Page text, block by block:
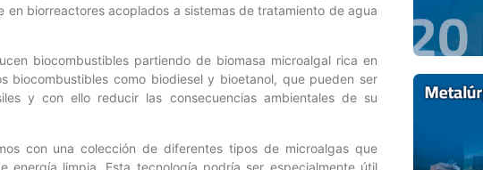
biorreactores acoplados a sistemas de tratamiento de agua
biocombustibles partiendo de biomasa microalgal rica en
biocombustibles como biodiesel y bioetanol, que pueden ser
y con ello reducir las consecuencias ambientales de su
con una colección de diferentes tipos de microalgas que
limpia. Esta tecnología podría ser especialmente útil